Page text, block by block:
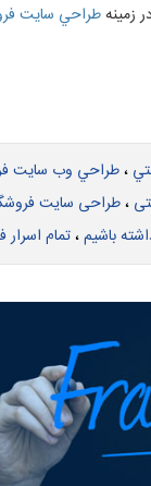
زمینهطراحي سايت
،طراحي وب سايت
،طراحی سایت
باشیم،تمام